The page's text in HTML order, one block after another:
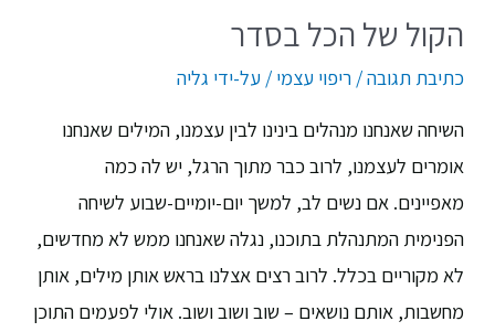
הקול של הכל בסדר
כתיבת תגובה/ריפוי עצמי / על-ידי גליה
השיחה שאנחנו מנהלים בינינו לבין עצמנו, המילים שאנחנו
אומרים לעצמנו, לרוב כבר מתוך הרגל, יש לה כמה
מאפיינים. אם נשים לב, למשך יום-יומיים-שבוע לשיחה
הפנימית המתנהלת בתוכנו, נגלה שאנחנו ממש לא מחדשים,
לא מקוריים בכלל. לרוב רצים אצלנו בראש אותן מילים, אותן
מחשבות, אותם נושאים – שוב ושוב ושוב. אולי לפעמים התוכן